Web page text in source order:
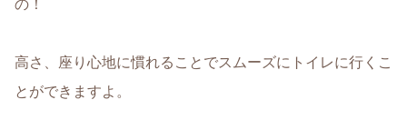
の！
高さ、座り心地に慣れることでスムーズにトイレに行くこ
とができますよ。